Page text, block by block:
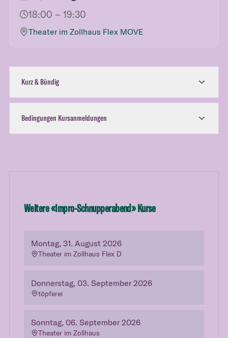
18:00 – 19:30
Theater im Zollhaus Flex MOVE
Kurz & Bündig
Bedingungen Kursanmeldungen
Weitere «Impro-Schnupperabend» Kurse
Montag, 31. August 2026
Theater im Zollhaus Flex D
Donnerstag, 03. September 2026
töpferei
Sonntag, 06. September 2026
Theater im Zollhaus